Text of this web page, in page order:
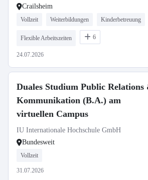
Crailsheim
Vollzeit Weiterbildungen Kinderbetreuung
Flexible Arbeitszeiten 6
24.07.2026
Duales Studium Public Relations
Kommunikation (B.A.) am
virtuellen Campus
IU Internationale Hochschule GmbH
Bundesweit
Vollzeit
31.07.2026